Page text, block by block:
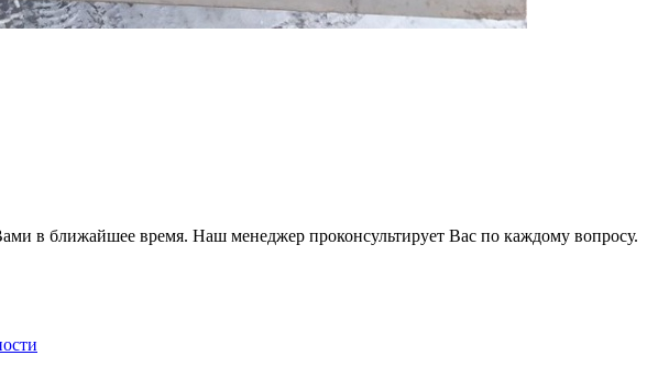
в ближайшее время. Наш менеджер проконсультирует Вас по каждому вопросу.